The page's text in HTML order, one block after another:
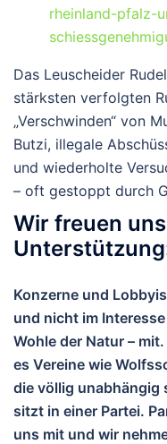
rheinland-pfalz-
Das Leuscheider
stärksten verfolgten
„Verschwinden“ von
Butzi, illegale
und wiederholte
– oft gestoppt durch
Wir freuen
Konzerne und
und nicht im
Wohle der Natur –
es Vereine wie
die völlig unabhängig
sitzt in einer Partei.
uns mit und wir